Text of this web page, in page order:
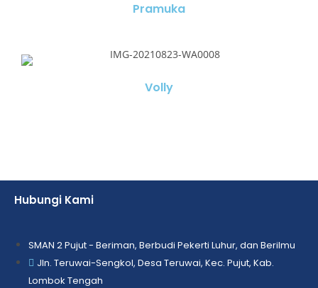
Pramuka
Volly
Hubungi Kami
SMAN 2 Pujut - Beriman, Berbudi Pekerti Luhur, dan Berilmu
Jln. Teruwai-Sengkol, Desa Teruwai, Kec. Pujut, Kab.
Lombok Tengah